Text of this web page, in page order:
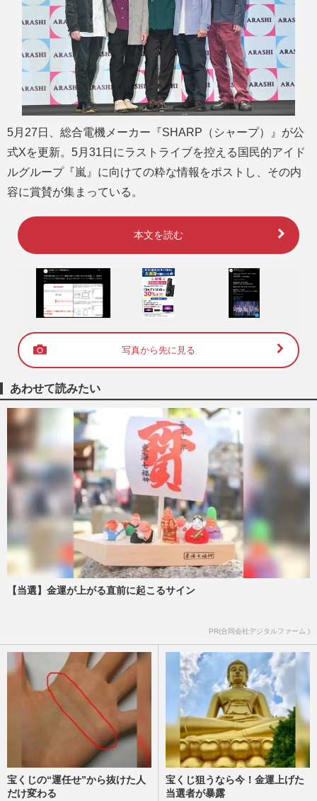
5月27日、総合電機メーカー『SHARP（シャープ）』が公
式Xを更新。5月31日にラストライブを控える国民的アイド
ルグループ『嵐』に向けての粋な情報をポストし、その内
容に賞賛が集まっている。
本文を読む
写真から先に見る
あわせて読みたい
【当選】金運が上がる直前に起こるサイン
PR(合同会社デジタルファーム )
宝くじの“運任せ”から抜けた人
だけ変わる
宝くじ狙うなら今！金運上げた
当選者が暴露